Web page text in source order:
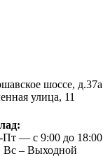
шоссе, д.37а
улица, 11
— с 9:00 до 18:00
Вс – Выходной